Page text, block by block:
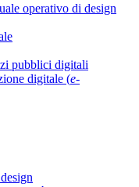
operativo di design
pubblici digitali
digitale (e-